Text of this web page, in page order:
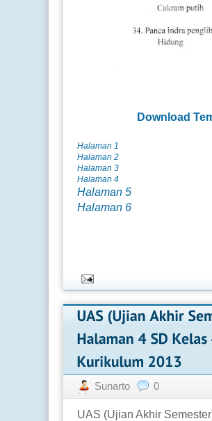
Download
Halaman 1
Halaman 2
Halaman 3
Halaman 4
Halaman 5
Halaman 6
Sunarto 0
UAS (Ujian Akhir